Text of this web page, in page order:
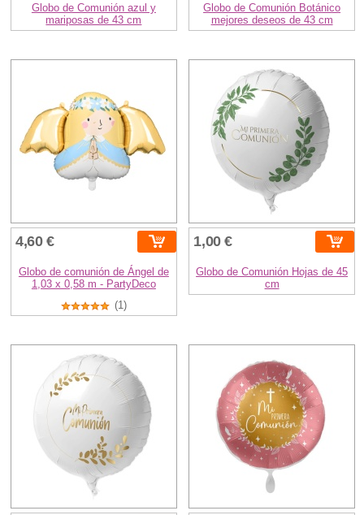
Globo de Comunión azul y
mariposas de 43 cm
Globo de Comunión Botánico
mejores deseos de 43 cm
4,60 €
Globo de comunión de Ángel de
1,03 x 0,58 m - PartyDeco
(1)
1,00 €
Globo de Comunión Hojas de 45
cm